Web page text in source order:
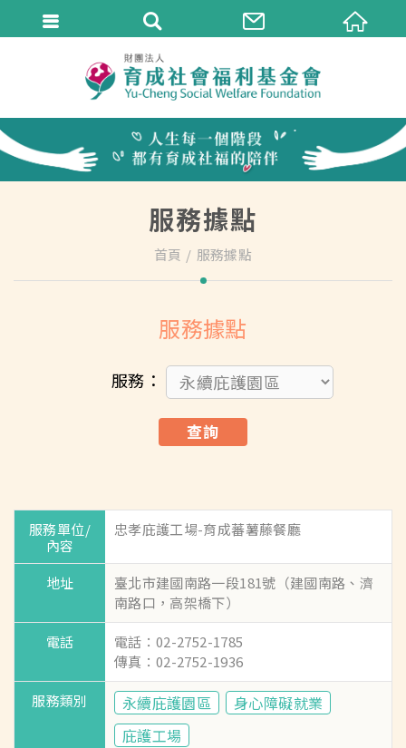
服務據點
首頁 服務據點
服務據點
服務：
查詢
忠孝庇護工場-育成蕃薯藤餐廳
臺北市建國南路一段181號（建國南路、濟
南路口，高架橋下）
電話：02-2752-1785
傳真：02-2752-1936
永續庇護園區
身心障礙就業
庇護工場